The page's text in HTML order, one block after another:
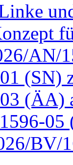
AN/
(SN)
(ÄA)
05
BV/